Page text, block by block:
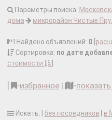
Параметры поиска:
дома
микрорайон Чистые
Найдено объявлений: 0
Сортировка: по дате
стоимости
-избранное | -
Искать: | без посредников в